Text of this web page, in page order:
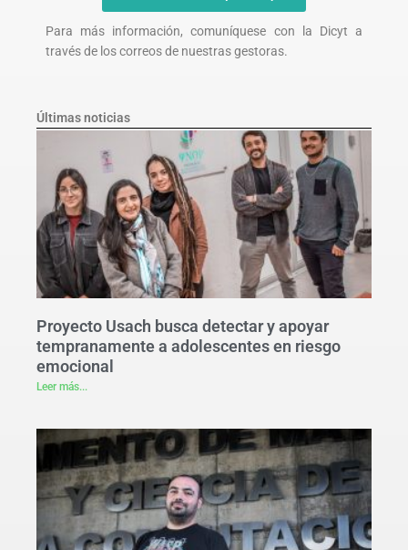
Para más información, comuníquese con la Dicyt a
través de los correos de nuestras gestoras.
Últimas noticias
Proyecto Usach busca detectar y apoyar
tempranamente a adolescentes en riesgo
emocional
Leer más...